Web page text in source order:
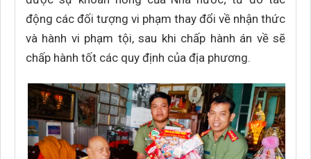
động các đối tượng vi phạm thay đổi về nhận thức
và hành vi phạm tội, sau khi chấp hành án về sẽ
chấp hành tốt các quy định của địa phương.